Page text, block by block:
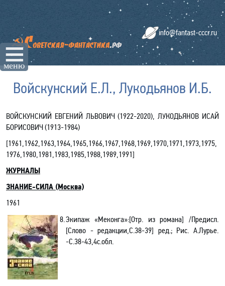
☰
меню
info@fantast-cccr.ru
Войскунский Е.Л., Лукодьянов И.Б.
ВОЙСКУНСКИЙ ЕВГЕНИЙ ЛЬВОВИЧ (1922-2020), ЛУКОДЬЯНОВ ИСАЙ
БОРИСОВИЧ (1913-1984)
[1961,1962,1963,1964,1965,1966,1967,1968,1969,1970,1971,1973,1975,
1976,1980,1981,1983,1985,1988,1989,1991]
ЖУРНАЛЫ
ЗНАНИЕ-СИЛА (Москва)
1961
8.Экипаж «Меконга»:[Отр. из романа] /Предисл.
[Слово - редакции,С.38-39] ред.; Рис. А.Лурье.
-С.38-43,4с.обл.